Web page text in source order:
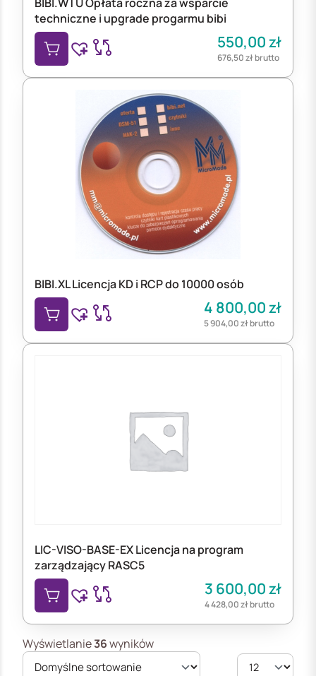
techniczne i upgrade progarmu bibi
550,00zł
676,50złbrutto
BIBI.XL Licencja KD i RCP do 10000 osób
4 800,00zł
5 904,00złbrutto
LIC-VISO-BASE-EX Licencja na program
zarządzający RASC5
3 600,00zł
4 428,00złbrutto
Wyświetlanie36wyników